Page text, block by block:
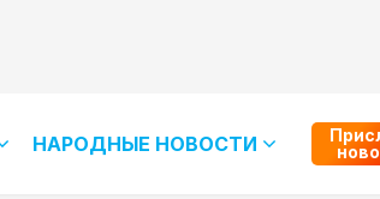
НАРОДНЫЕ НОВОСТИ